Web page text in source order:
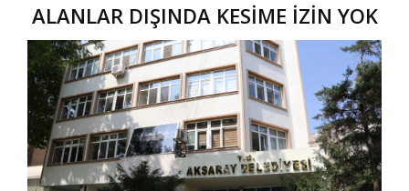
ALANLAR DIŞINDA KESİME İZİN YOK